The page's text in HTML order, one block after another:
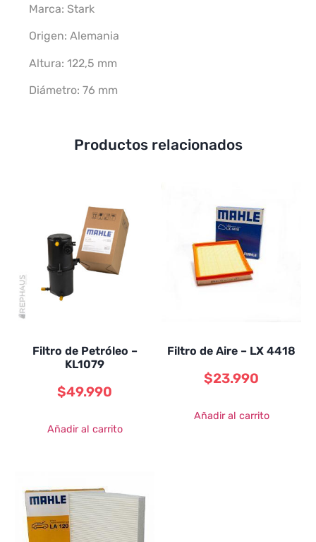
Marca: Stark
Origen: Alemania
Altura: 122,5 mm
Diámetro: 76 mm
Productos relacionados
Filtro de Petróleo –
KL1079
$49.990
Añadir al carrito
Filtro de Aire – LX 4418
$23.990
Añadir al carrito